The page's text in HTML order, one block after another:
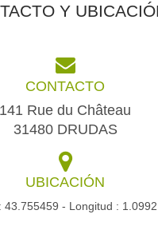
Y
CONTACTO
141 Rue du Château
31480 DRUDAS
UBICACIÓN
43.755459 - Longitud :